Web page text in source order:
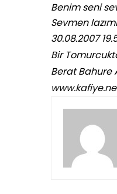
Benim seni
Sevmen
30.08.2007
Bir
Berat Bahure